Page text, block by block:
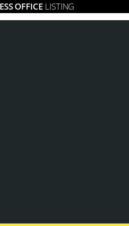
OFFICE LISTING